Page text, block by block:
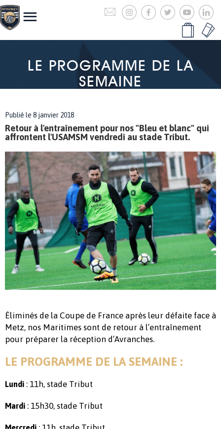
LE PROGRAMME DE LA
SEMAINE
Publié le 8 janvier 2018
Retour à l'entraînement pour nos "Bleu et blanc" qui
affrontent l'USAMSM vendredi au stade Tribut.
Éliminés de la Coupe de France après leur défaite face à
Metz, nos Maritimes sont de retour à l’entraînement
pour préparer la réception d’Avranches.
LE PROGRAMME DE LA SEMAINE :
Lundi : 11h, stade Tribut
Mardi : 15h30, stade Tribut